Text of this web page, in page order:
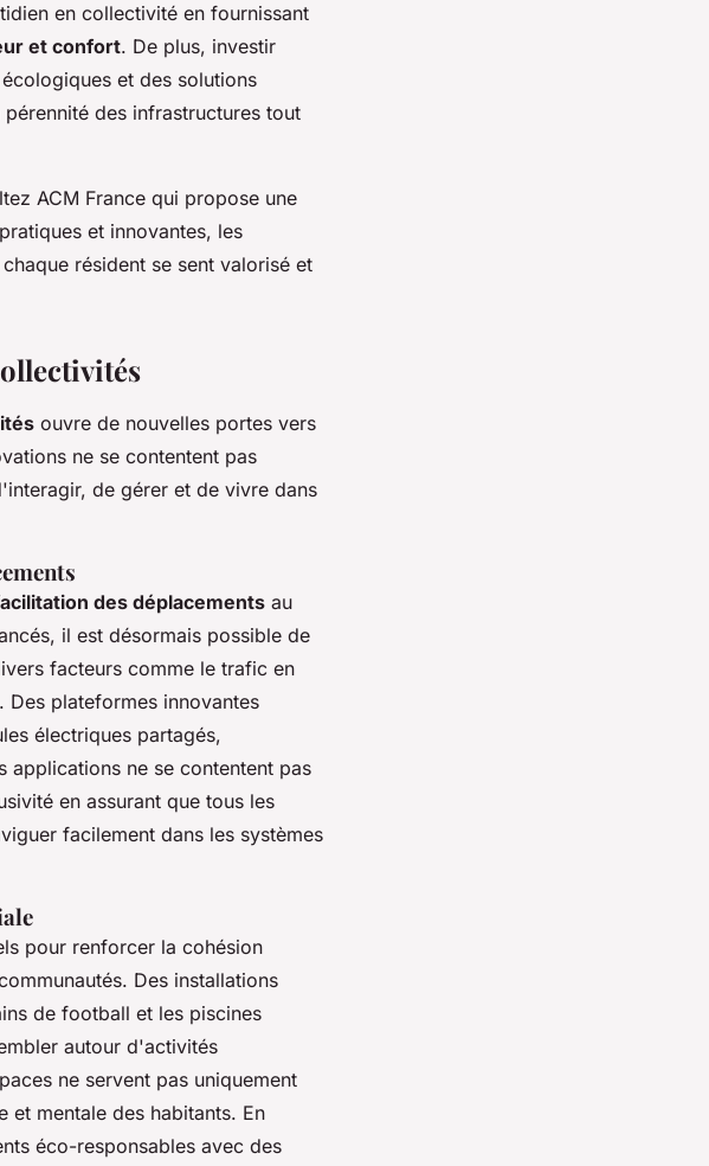
en collectivité en fournissant
et confort. De plus, investir
et des solutions
des infrastructures tout
ACM France qui propose une
et innovantes, les
résident se sent valorisé et
ouvre de nouvelles portes vers
ne se contentent pas
de gérer et de vivre dans
des déplacements au
il est désormais possible de
facteurs comme le trafic en
plateformes innovantes
électriques partagés,
applications ne se contentent pas
en assurant que tous les
facilement dans les systèmes
pour renforcer la cohésion
Des installations
de football et les piscines
autour d'activités
ne servent pas uniquement
et mentale des habitants. En
éco-responsables avec des